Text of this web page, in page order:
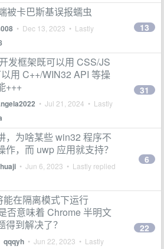
被卡巴斯基误报蠕虫
• Dec 13, 2023 • Lastly
13
发框架既可以用 CSS/JS
用 C++/WIN32 API 等操
+++
• Jul 21, 2024 • Lastly
31
，为啥某些 win32 程序不
作，而 uwp 应用就支持？
• Jun 6, 2023 • Lastly replied
6
在隔离模式下运行
否意味着 Chrome 半明文
到解决了？
qqqyh • Jun 22, 2023 • Lastly
22